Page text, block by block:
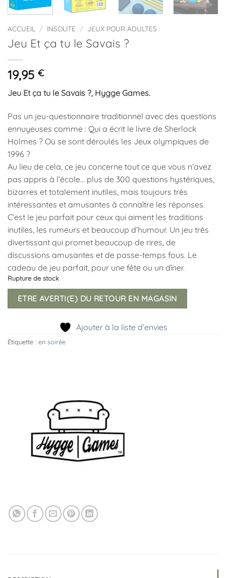
ACCUEIL / INSOLITE / JEUX POUR ADULTES
Jeu Et ça tu le Savais ?
19,95 €
Jeu Et ça tu le Savais ?, Hygge Games.
Pas un jeu-questionnaire traditionnel avec des questions
ennuyeuses comme : Qui a écrit le livre de Sherlock
Holmes ? Où se sont déroulés les Jeux olympiques de
1996 ?
Au lieu de cela, ce jeu concerne tout ce que vous n’avez
pas appris à l’école… plus de 300 questions hystériques,
bizarres et totalement inutiles, mais toujours très
intéressantes et amusantes à connaître les réponses.
C’est le jeu parfait pour ceux qui aiment les traditions
inutiles, les rumeurs et beaucoup d’humour. Un jeu très
divertissant qui promet beaucoup de rires, de
discussions amusantes et de passe-temps fous. Le
cadeau de jeu parfait, pour une fête ou un dîner.
Rupture de stock
ETRE AVERTI(E) DU RETOUR EN MAGASIN
Ajouter à la liste d’envies
Étiquette : en soirée